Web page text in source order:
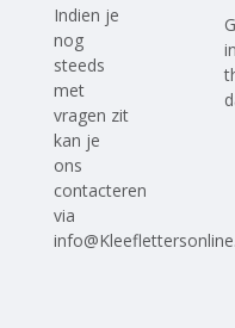
Indien je
nog
steeds
met
vragen zit
kan je
ons
contacteren
via
in